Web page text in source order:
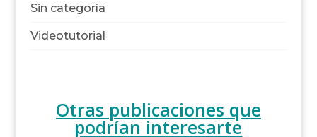
Sin categoría
Videotutorial
Otras publicaciones que
podrían interesarte